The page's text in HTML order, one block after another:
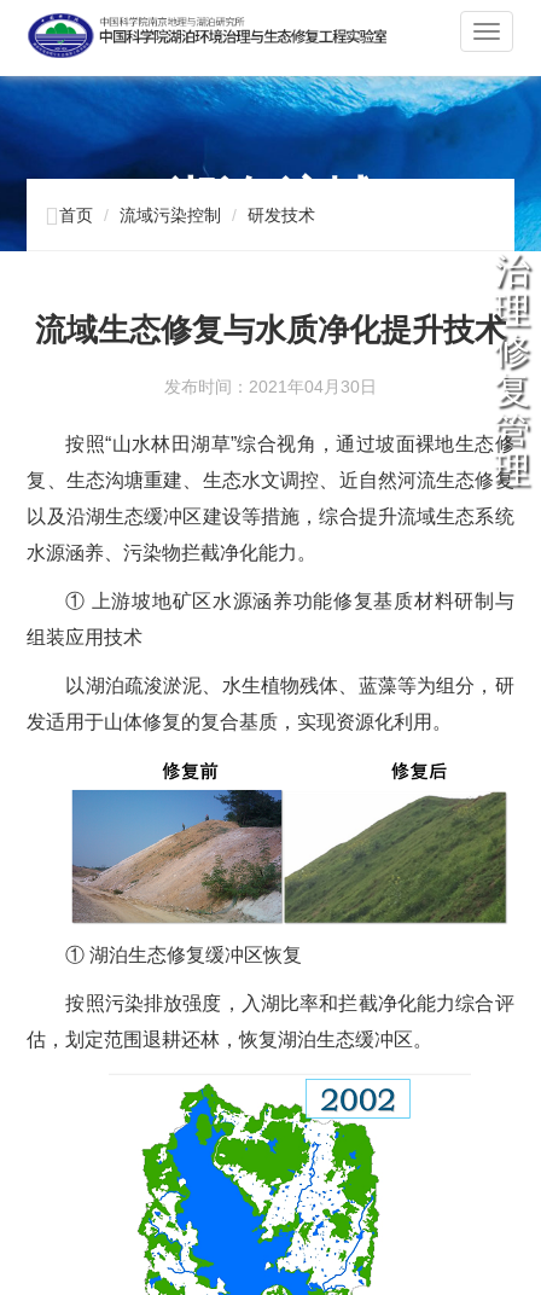
切
换
导
湖泊 流域
治
理
修
复
管
理
首页 流域污染控制 研发技术
流域生态修复与水质净化提升技术
发布时间：2021年04月30日
按照“山水林田湖草”综合视角，通过坡面裸地生态修
复、生态沟塘重建、生态水文调控、近自然河流生态修复
以及沿湖生态缓冲区建设等措施，综合提升流域生态系统
水源涵养、污染物拦截净化能力。
① 上游坡地矿区水源涵养功能修复基质材料研制与
组装应用技术
以湖泊疏浚淤泥、水生植物残体、蓝藻等为组分，研
发适用于山体修复的复合基质，实现资源化利用。
① 湖泊生态修复缓冲区恢复
按照污染排放强度，入湖比率和拦截净化能力综合评
估，划定范围退耕还林，恢复湖泊生态缓冲区。